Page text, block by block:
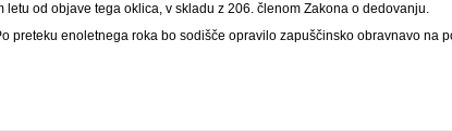
letu od objave tega oklica, v skladu z 206. členom Zakona o dedovanju.
preteku enoletnega roka bo sodišče opravilo zapuščinsko obravnavo na